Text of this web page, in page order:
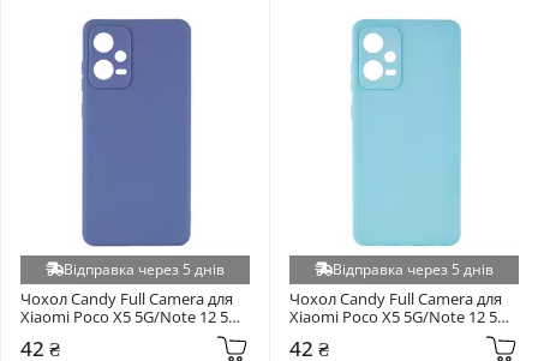
Apple iPhone Air (+5)
Google Pixel 9 Pro XL / 10 Pro XL (+5)
Honor 90 (+5)
Honor X6a (+5)
Huawei P Smart S (+5)
Infinix Hot 20 (+5)
Infinix Hot 60 5G (X6726) / 60i 4G (X6728) (+5)
Infinix Smart 6 (+5)
Відправка через 5 днів
Чохол Candy Full Camera для
Xiaomi Poco X5 5G/Note 12 5G
42 ₴
Відправка через 5 днів
Чохол Candy Full Camera для
Xiaomi Poco X5 5G/Note 12 5G
42 ₴